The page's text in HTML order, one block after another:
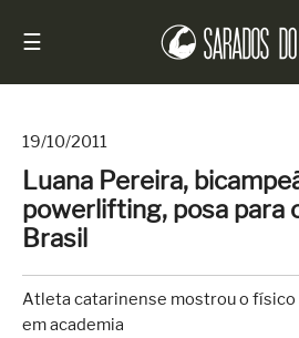
☰
Início
Notícias
do
Brasil
19/10/2011
Luana Pereira,
powerlifting, posa para
Brasil
Atleta catarinense mostrou o físico
em academia